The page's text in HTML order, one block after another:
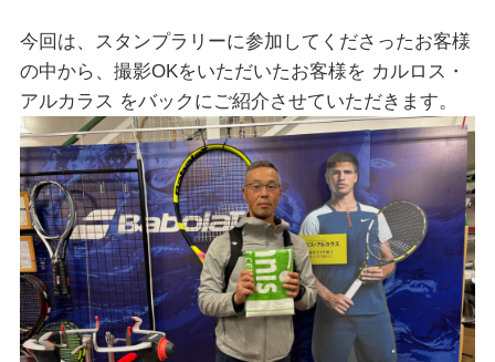
今回は、スタンプラリーに参加してくださったお客様
の中から、撮影OKをいただいたお客様を カルロス・
アルカラス をバックにご紹介させていただきます。